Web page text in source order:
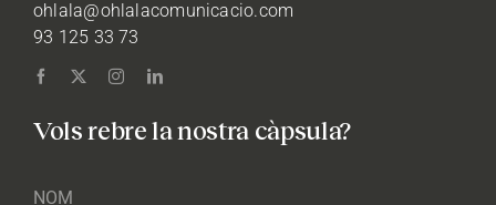
ohlala@ohlalacomunicacio.com
93 125 33 73
Vols rebre la nostra càpsula?